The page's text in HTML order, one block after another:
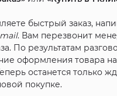
быстрый заказ,
. Вам перезвонит
По результатам
оформления товара
останется только
покупке.